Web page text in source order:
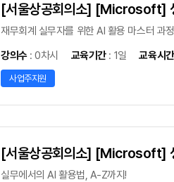
[서울상공회의소] [Microsoft]
재무회계 실무자를 위한 AI 활용 마스터 과
강의수: 0차시 교육기간: 1일교육시간
사업주지원
[서울상공회의소] [Microsoft]
실무에서의 AI 활용법, A-Z까지!